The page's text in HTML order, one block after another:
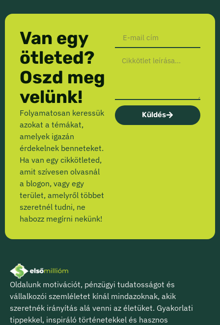
Van egy
ötleted?
Oszd meg
velünk!
Folyamatosan keressük
azokat a témákat,
amelyek igazán
érdekelnek benneteket.
Ha van egy cikkötleted,
amit szívesen olvasnál
a blogon, vagy egy
terület, amelyről többet
szeretnél tudni, ne
habozz megírni nekünk!
Küldés
Oldalunk motivációt, pénzügyi tudatosságot és
vállalkozói szemléletet kínál mindazoknak, akik
szeretnék irányítás alá venni az életüket. Gyakorlati
tippekkel, inspiráló történetekkel és hasznos